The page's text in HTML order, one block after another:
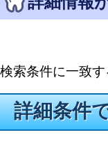
検索条件に一致す
詳細条件